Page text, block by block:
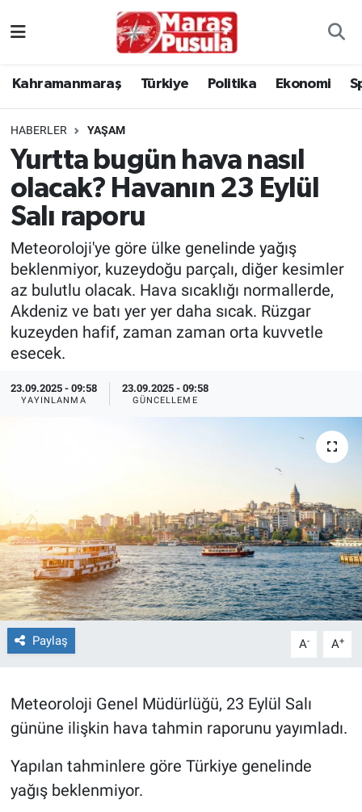
Kahramanmaraş Türkiye Politika Ekonomi
HABERLER YAŞAM
Yurtta bugün hava nasıl
olacak? Havanın 23 Eylül
Salı raporu
Meteoroloji'ye göre ülke genelinde yağış
beklenmiyor, kuzeydoğu parçalı, diğer kesimler
az bulutlu olacak. Hava sıcaklığı normallerde,
Akdeniz ve batı yer yer daha sıcak. Rüzgar
kuzeyden hafif, zaman zaman orta kuvvetle
esecek.
23.09.2025 - 09:58
YAYINLANMA
23.09.2025 - 09:58
GÜNCELLEME
Paylaş A- A+
Meteoroloji Genel Müdürlüğü, 23 Eylül Salı
gününe ilişkin hava tahmin raporunu yayımladı.
Yapılan tahminlere göre Türkiye genelinde
yağış beklenmiyor.
Politika
Ekonomi
Spor
Kültür Sanat
Sağlık
TEKNOLOJİ
MAGAZİN
Bilim, Teknoloji
ASAYİŞ
ÇEVRE
EĞİTİM
BİLİM VE TEKNOLOJİ
Güvenlik
İstanbul Trafik Yoğunluk Haritası
Süper Lig Puan Durumu ve Fikstür
Tüm Manşetler
Son Dakika Haberleri
Haber Arşivi